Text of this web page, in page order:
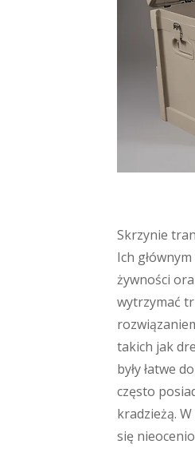
Skrzynie
Ich
żywności
wytrzymać
takich jak
były łatwe
często
kradzieżą.
się